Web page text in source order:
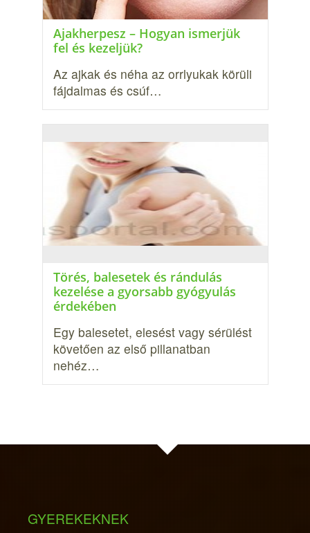
Ajakherpesz – Hogyan ismerjük
fel és kezeljük?
Az ajkak és néha az orrlyukak körüli
fájdalmas és csúf…
Törés, balesetek és rándulás
kezelése a gyorsabb gyógyulás
érdekében
Egy balesetet, elesést vagy sérülést
követően az első pillanatban
nehéz…
GYEREKEKNEK